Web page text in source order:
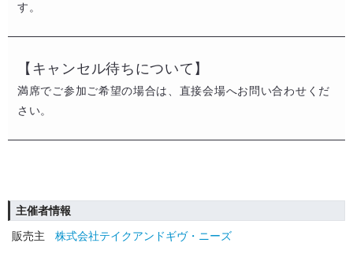
す。
【キャンセル待ちについて】
満席でご参加ご希望の場合は、直接会場へお問い合わせくだ
さい。
主催者情報
販売主
株式会社テイクアンドギヴ・ニーズ